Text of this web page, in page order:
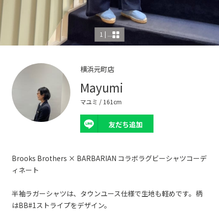
1 | ...
横浜元町店
Mayumi
マユミ / 161cm
友だち追加
Brooks Brothers × BARBARIAN コラボラグビーシャツコーデ
ィネート
半袖ラガーシャツは、タウンユース仕様で生地も軽めです。柄
はBB#1ストライプをデザイン。